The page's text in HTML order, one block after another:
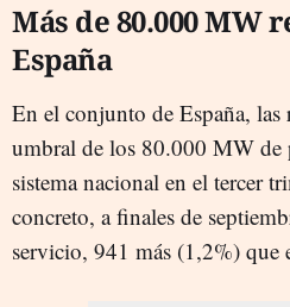
Más de 80.000 MW
España
En el conjunto de España, las
umbral de los 80.000 MW de
sistema nacional en el tercer
concreto, a finales de
servicio, 941 más (1,2%) que